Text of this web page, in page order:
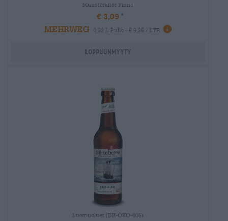
Münsteraner Finne
€ 3,09
MEHRWEG
0,33 L Pullo - € 9,36 / LTR
Loppuunmyyty
Luomuoluet (DE-ÖKO-006)